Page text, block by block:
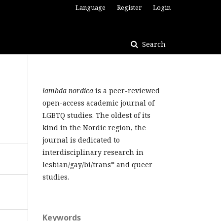
Search
Language Register Login
lambda nordica is a peer-reviewed
open-access academic journal of
LGBTQ studies. The oldest of its
kind in the Nordic region, the
journal is dedicated to
interdisciplinary research in
lesbian/gay/bi/trans* and queer
studies.
Keywords